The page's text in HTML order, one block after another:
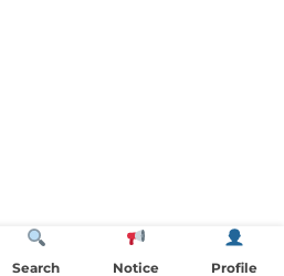
Search Notice Profile